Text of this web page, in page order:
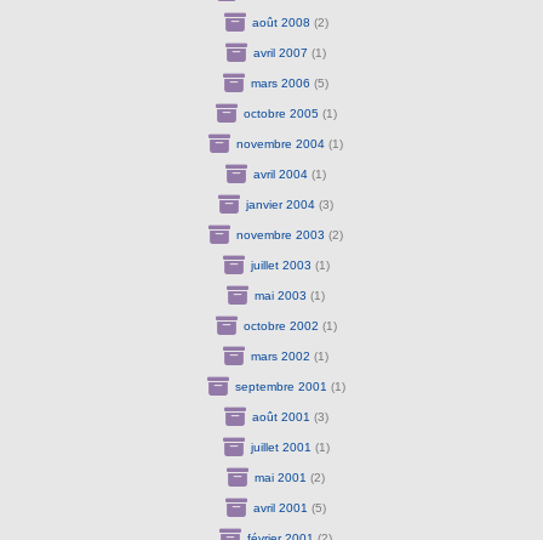
août 2008 (2)
avril 2007 (1)
mars 2006 (5)
octobre 2005 (1)
novembre 2004 (1)
avril 2004 (1)
janvier 2004 (3)
novembre 2003 (2)
juillet 2003 (1)
mai 2003 (1)
octobre 2002 (1)
mars 2002 (1)
septembre 2001 (1)
août 2001 (3)
juillet 2001 (1)
mai 2001 (2)
avril 2001 (5)